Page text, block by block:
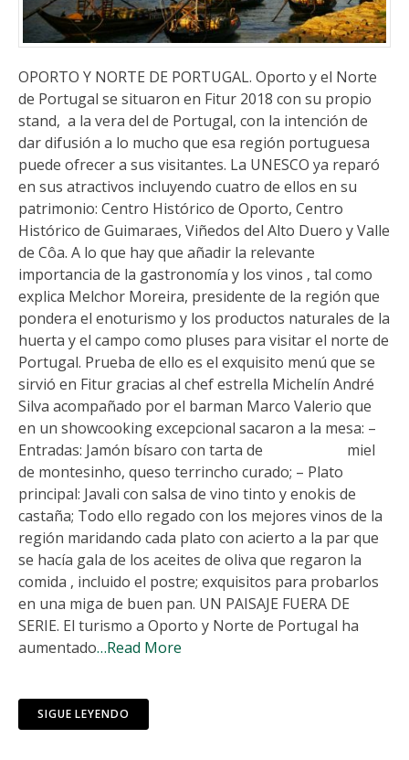
OPORTO Y NORTE DE PORTUGAL. Oporto y el Norte
de Portugal se situaron en Fitur 2018 con su propio
stand, a la vera del de Portugal, con la intención de
dar difusión a lo mucho que esa región portuguesa
puede ofrecer a sus visitantes. La UNESCO ya reparó
en sus atractivos incluyendo cuatro de ellos en su
patrimonio: Centro Histórico de Oporto, Centro
Histórico de Guimaraes, Viñedos del Alto Duero y Valle
de Côa. A lo que hay que añadir la relevante
importancia de la gastronomía y los vinos , tal como
explica Melchor Moreira, presidente de la región que
pondera el enoturismo y los productos naturales de la
huerta y el campo como pluses para visitar el norte de
Portugal. Prueba de ello es el exquisito menú que se
sirvió en Fitur gracias al chef estrella Michelín André
Silva acompañado por el barman Marco Valerio que
en un showcooking excepcional sacaron a la mesa: –
Entradas: Jamón bísaro con tarta de miel
de montesinho, queso terrincho curado; – Plato
principal: Javali con salsa de vino tinto y enokis de
castaña; Todo ello regado con los mejores vinos de la
región maridando cada plato con acierto a la par que
se hacía gala de los aceites de oliva que regaron la
comida , incluido el postre; exquisitos para probarlos
en una miga de buen pan. UN PAISAJE FUERA DE
SERIE. El turismo a Oporto y Norte de Portugal ha
aumentado…Read More
SIGUE LEYENDO